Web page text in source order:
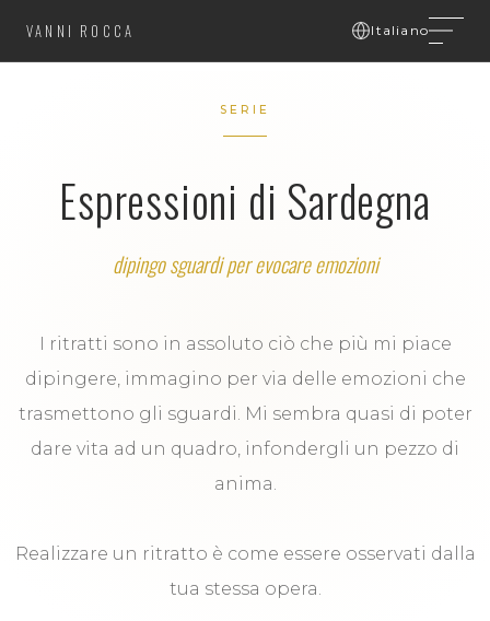
VANNI ROCCA Italiano
SERIE
Espressioni di Sardegna
dipingo sguardi per evocare emozioni
I ritratti sono in assoluto ciò che più mi piace
dipingere, immagino per via delle emozioni che
trasmettono gli sguardi. Mi sembra quasi di poter
dare vita ad un quadro, infondergli un pezzo di
anima.
Realizzare un ritratto è come essere osservati dalla
tua stessa opera.